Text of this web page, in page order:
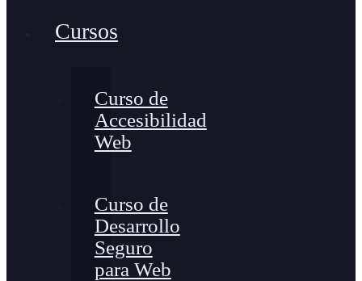
Cursos
Curso de
Accesibilidad
Web
Curso de
Desarrollo
Seguro
para Web